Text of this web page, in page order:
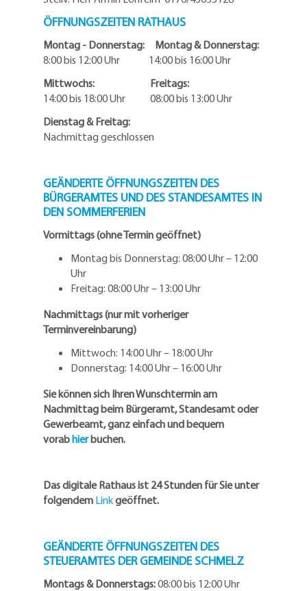
ÖFFNUNGSZEITEN RATHAUS
Montag - Donnerstag: Montag & Donnerstag:
8:00 bis 12:00 Uhr 14:00 bis 16:00 Uhr
Mittwochs: Freitags:
14:00 bis 18:00 Uhr 08:00 bis 13:00 Uhr
Dienstag & Freitag:
Nachmittag geschlossen
GEÄNDERTE ÖFFNUNGSZEITEN DES
BÜRGERAMTES UND DES STANDESAMTES IN
DEN SOMMERFERIEN
Vormittags (ohne Termin geöffnet)
Montag bis Donnerstag: 08:00 Uhr – 12:00
Uhr
Freitag: 08:00 Uhr – 13:00 Uhr
Nachmittags (nur mit vorheriger
Terminvereinbarung)
Mittwoch: 14:00 Uhr – 18:00 Uhr
Donnerstag: 14:00 Uhr – 16:00 Uhr
Sie können sich Ihren Wunschtermin am
Nachmittag beim Bürgeramt, Standesamt oder
Gewerbeamt, ganz einfach und bequem
vorabhierbuchen.
Das digitale Rathaus ist 24 Stunden für Sie unter
folgendem Linkgeöffnet.
GEÄNDERTE ÖFFNUNGSZEITEN DES
STEUERAMTES DER GEMEINDE SCHMELZ
Montags & Donnerstags:08:00 bis 12:00 Uhr